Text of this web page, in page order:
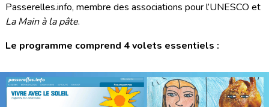
Passerelles.info, membre des associations pour l’UNESCO et
La Main à la pâte.
Le programme comprend 4 volets essentiels :